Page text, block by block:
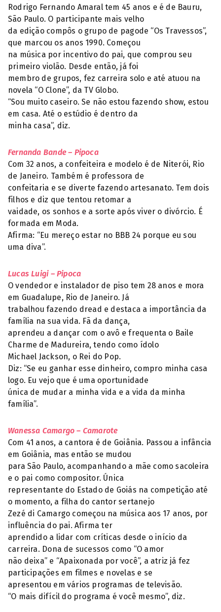
Rodrigo Fernando Amaral tem 45 anos e é de Bauru,
São Paulo. O participante mais velho
da edição compôs o grupo de pagode “Os Travessos”,
que marcou os anos 1990. Começou
na música por incentivo do pai, que comprou seu
primeiro violão. Desde então, já foi
membro de grupos, fez carreira solo e até atuou na
novela “O Clone”, da TV Globo.
“Sou muito caseiro. Se não estou fazendo show, estou
em casa. Até o estúdio é dentro da
minha casa”, diz.
Fernanda Bande – Pipoca
Com 32 anos, a confeiteira e modelo é de Niterói, Rio
de Janeiro. Também é professora de
confeitaria e se diverte fazendo artesanato. Tem dois
filhos e diz que tentou retomar a
vaidade, os sonhos e a sorte após viver o divórcio. É
formada em Moda.
Afirma: “Eu mereço estar no BBB 24 porque eu sou
uma diva”.
Lucas Luigi – Pipoca
O vendedor e instalador de piso tem 28 anos e mora
em Guadalupe, Rio de Janeiro. Já
trabalhou fazendo dread e destaca a importância da
família na sua vida. Fã da dança,
aprendeu a dançar com o avô e frequenta o Baile
Charme de Madureira, tendo como ídolo
Michael Jackson, o Rei do Pop.
Diz: “Se eu ganhar esse dinheiro, compro minha casa
logo. Eu vejo que é uma oportunidade
única de mudar a minha vida e a vida da minha
família”.
Wanessa Camargo – Camarote
Com 41 anos, a cantora é de Goiânia. Passou a infância
em Goiânia, mas então se mudou
para São Paulo, acompanhando a mãe como sacoleira
e o pai como compositor. Única
representante do Estado de Goiás na competição até
o momento, a filha do cantor sertanejo
Zezé di Camargo começou na música aos 17 anos, por
influência do pai. Afirma ter
aprendido a lidar com críticas desde o início da
carreira. Dona de sucessos como “O amor
não deixa” e “Apaixonada por você”, a atriz já fez
participações em filmes e novelas e se
apresentou em vários programas de televisão.
“O mais difícil do programa é você mesmo”, diz.